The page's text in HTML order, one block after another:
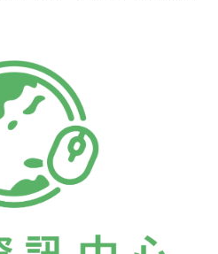
裡》，1994林白；《看海的
園）未出書的稿件經過5次搬
通大學圖書館館長邀我捐手
寵若驚，但要整理20年的稿
白了頭。